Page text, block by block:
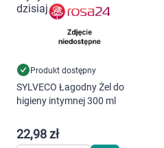
Produkt dostępny
SYLVECO Łagodny Żel do
higieny intymnej 300 ml
22,98 zł